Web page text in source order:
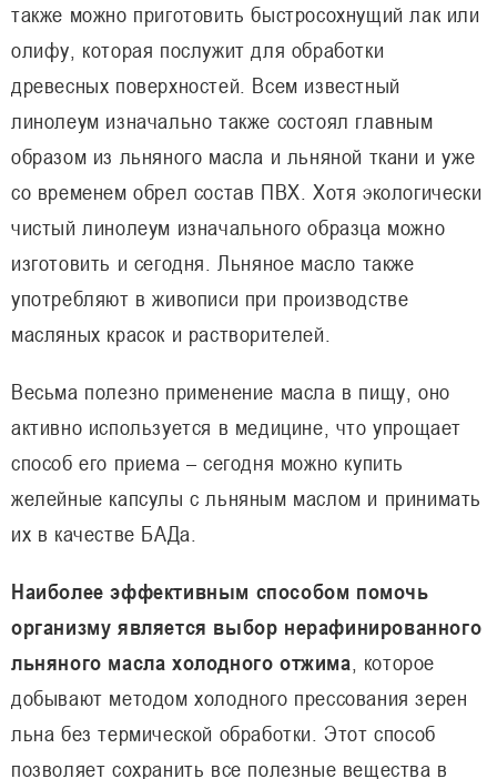
также можно приготовить быстросохнущий лак или
олифу, которая послужит для обработки
древесных поверхностей. Всем известный
линолеум изначально также состоял главным
образом из льняного масла и льняной ткани и уже
со временем обрел состав ПВХ. Хотя экологически
чистый линолеум изначального образца можно
изготовить и сегодня. Льняное масло также
употребляют в живописи при производстве
масляных красок и растворителей.
Весьма полезно применение масла в пищу, оно
активно используется в медицине, что упрощает
способ его приема – сегодня можно купить
желейные капсулы с льняным маслом и принимать
их в качестве БАДа.
Наиболее эффективным способом помочь
организму является выбор нерафинированного
льняного масла холодного отжима , которое
добывают методом холодного прессования зерен
льна без термической обработки. Этот способ
позволяет сохранить все полезные вещества в